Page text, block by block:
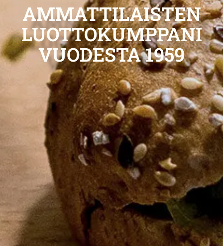
AMMATTILAISTEN
LUOTTOKUMPPANI
VUODESTA 1959